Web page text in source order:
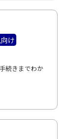
け
続きまでわか